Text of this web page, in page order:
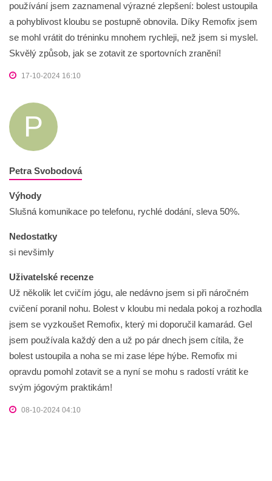
používání jsem zaznamenal výrazné zlepšení: bolest ustoupila
a pohyblivost kloubu se postupně obnovila. Díky Remofix jsem
se mohl vrátit do tréninku mnohem rychleji, než jsem si myslel.
Skvělý způsob, jak se zotavit ze sportovních zranění!
17-10-2024 16:10
P
Petra Svobodová
Výhody
Slušná komunikace po telefonu, rychlé dodání, sleva 50%.
Nedostatky
si nevšimly
Uživatelské recenze
Už několik let cvičím jógu, ale nedávno jsem si při náročném
cvičení poranil nohu. Bolest v kloubu mi nedala pokoj a rozhodla
jsem se vyzkoušet Remofix, který mi doporučil kamarád. Gel
jsem používala každý den a už po pár dnech jsem cítila, že
bolest ustoupila a noha se mi zase lépe hýbe. Remofix mi
opravdu pomohl zotavit se a nyní se mohu s radostí vrátit ke
svým jógovým praktikám!
08-10-2024 04:10